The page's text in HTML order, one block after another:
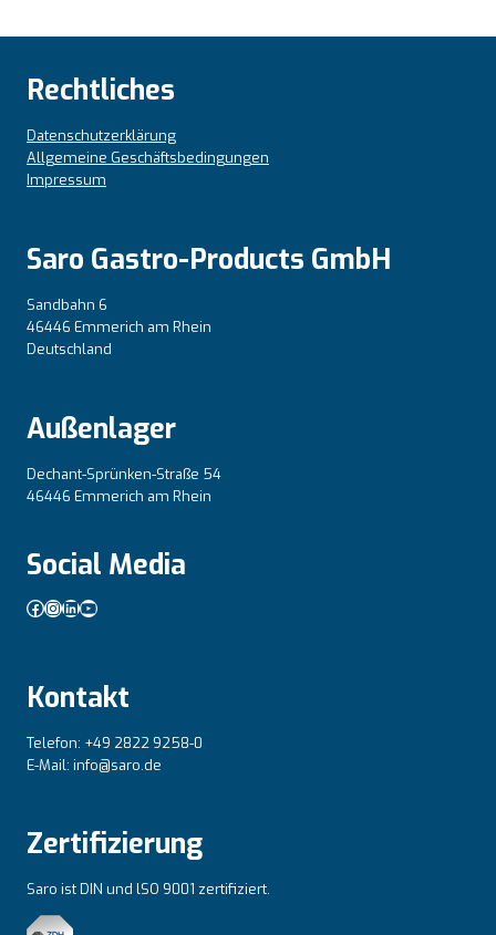
Rechtliches
Datenschutzerklärung
Allgemeine Geschäftsbedingungen
Impressum
Saro Gastro-Products GmbH
Sandbahn 6
46446 Emmerich am Rhein
Deutschland
Außenlager
Dechant-Sprünken-Straße 54
46446 Emmerich am Rhein
Social Media
Facebook
Instagram
LinkedIn
YouTube
Kontakt
Telefon: +49 2822 9258-0
E-Mail: info@saro.de
Zertifizierung
Saro ist DIN und lSO 9001 zertifiziert.